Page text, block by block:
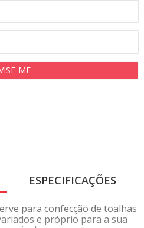
ESPECIFICAÇÕES
para confecção de toalhas
e próprio para a sua